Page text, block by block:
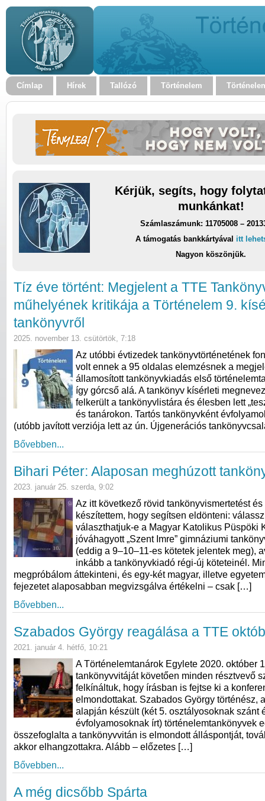
Címlap Hírek Tallózó Történelem
Kérjük, segíts, hogy
munkánkat!
Számlaszámunk: 11705008 –
A támogatás bankkártyával itt
Nagyon köszönjük.
Tíz éve történt: Megjelent a TTE
műhelyének kritikája a Történelem 9.
tankönyvről
2025. november 13. csütörtök, 7:18
Az utóbbi évtizedek tankönyvtörténetének
volt ennek a 95 oldalas elemzésnek a
államosított tankönyvkiadás első
így górcső alá. A tankönyv kísérleti
felkerült a tankönyvlistára és élesben lett
és tanárokon. Tartós tankönyvként
(utóbb javított verziója lett az ún. Újgenerációs
Bővebben...
Bihari Péter: Alaposan meghúzott
2023. január 25. szerda, 9:02
Az itt következő rövid tankönyvismertetést
készítettem, hogy segítsen eldönteni:
választhatjuk-e a Magyar Katolikus Püspöki
jóváhagyott „Szent Imre” gimnáziumi
(eddig a 9–10–11-es kötetek jelentek meg),
inkább a tankönyvkiadó régi-új köteteinél.
megpróbálom áttekinteni, és egy-két magyar, illetve
fejezetet alaposabban megvizsgálva értékelni – csak […]
Bővebben...
Szabados György reagálása a TTE
2021. január 4. hétfő, 10:21
A Történelemtanárok Egylete 2020. október
tankönyvvitáját követően minden résztvevő
felkínáltuk, hogy írásban is fejtse ki a
elmondottakat. Szabados György történész,
alapján készült (két 5. osztályosoknak szánt
évfolyamosoknak írt) történelemtankönyvek
összefoglalta a tankönyvvitán is elmondott álláspontját,
akkor elhangzottakra. Alább – előzetes […]
Bővebben...
A még dicsőbb Spárta